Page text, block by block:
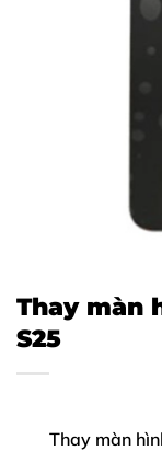
Thay màn
S25
Thay màn